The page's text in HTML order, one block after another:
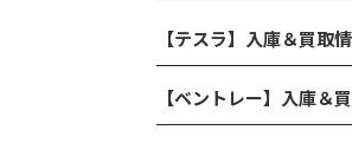
【テスラ】入庫＆買取
【ベントレー】入庫＆